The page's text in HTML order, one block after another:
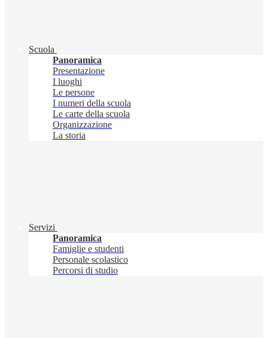
Scuola
Panoramica
Presentazione
I luoghi
Le persone
I numeri della scuola
Le carte della scuola
Organizzazione
La storia
Servizi
Panoramica
Famiglie e studenti
Personale scolastico
Percorsi di studio